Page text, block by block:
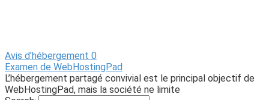
Avis d'hébergement 0
Examen de WebHostingPad
L’hébergement partagé convivial est le principal objectif de
WebHostingPad, mais la société ne limite